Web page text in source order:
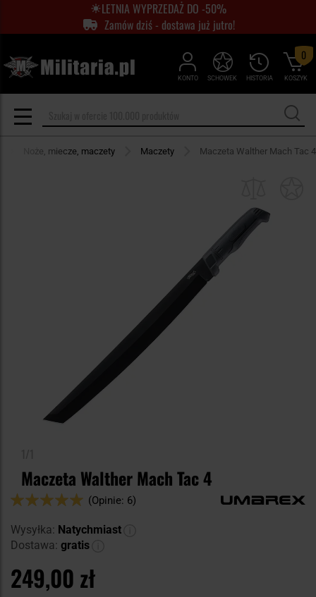
LETNIA WYPRZEDAŻ DO -50%
Zamów dziś - dostawa już jutro!
KONTO HISTORIA
SCHOWEK KOSZYK
0
Noże, miecze, maczety Maczety Maczeta Walther Mach Tac 4
Maczeta Walther Mach Tac 4
Ocena:
(Opinie: 6)
Wysyłka: Natychmiast
Dostawa: gratis
249,00 zł